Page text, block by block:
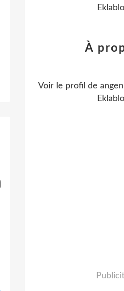
À
Voir le profil de